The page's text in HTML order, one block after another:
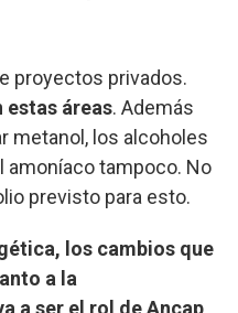
proyectos privados.
estas áreas. Además
metanol, los alcoholes
amoníaco tampoco. No
previsto para esto.
los cambios que
a la
a ser el rol de Ancap